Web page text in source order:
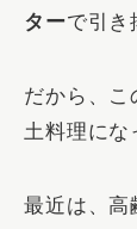
ターで引き
だから、こ
土料理にな
最近は、高